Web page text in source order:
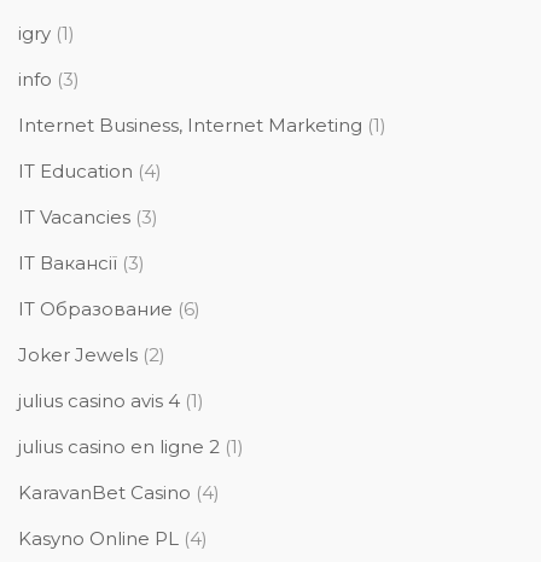
igry (1)
info (3)
Internet Business, Internet Marketing (1)
IT Education (4)
IT Vacancies (3)
IT Вакансії (3)
IT Образование (6)
Joker Jewels (2)
julius casino avis 4 (1)
julius casino en ligne 2 (1)
KaravanBet Casino (4)
Kasyno Online PL (4)